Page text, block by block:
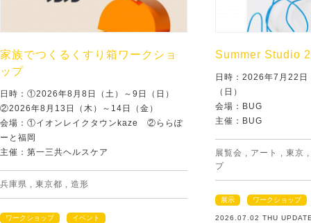
家族でつくるくすり箱ワークショ
ップ
日時：①2026年8月8日（土）～9日（日）
②2026年8月13日（木）～14日（金）
会場：①イオンレイクタウンkaze ②ららぽ
ーと福岡
主催：第一三共ヘルスケア
兵庫県 , 東京都 , 造形
ワークショップ イベント
Summer Studio
日時：2026年7月22
（日）
会場：BUG
主催：BUG
展覧会 , アート , 東京
プ
展示 ワークショップ
2026.07.02 THU